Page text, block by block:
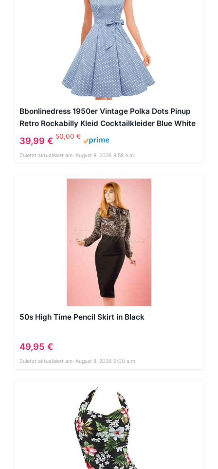
Bbonlinedress 1950er Vintage Polka Dots Pinup
Retro Rockabilly Kleid Cocktailkleider Blue White
Dot XL
39,99 € 50,00 €
Zuletzt aktualisiert am: August 8, 2026 8:58 a.m.
50s High Time Pencil Skirt in Black
49,95 €
Zuletzt aktualisiert am: August 8, 2026 9:00 a.m.